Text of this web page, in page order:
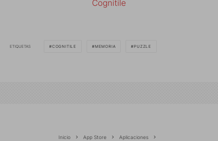
Cognitile
ETIQUETAS COGNITILE MEMORIA PUZZLE
Inicio App Store
Aplicaciones